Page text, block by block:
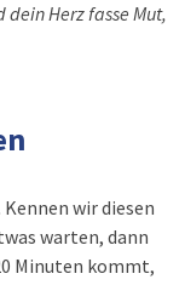
Herz fasse Mut,
wir diesen
warten, dann
Minuten kommt,